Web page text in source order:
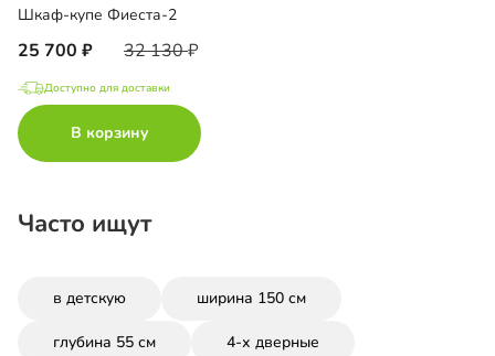
Шкаф-купе Фиеста-2
25 700 32 130
Доступно для доставки
В корзину
Часто ищут
в детскую ширина 150 см
глубина 55 см 4-х дверные